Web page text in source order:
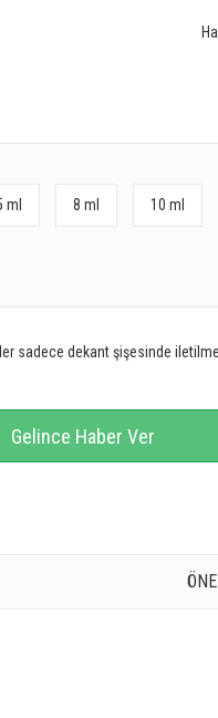
ml 8 ml 10 ml
sadece dekant şişesinde
Gelince Haber Ver